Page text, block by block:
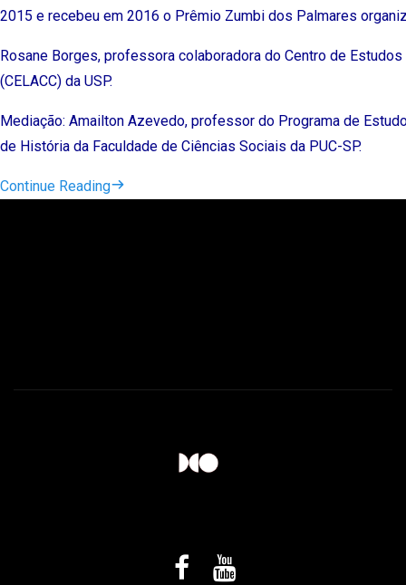
2015 e recebeu em 2016 o Prêmio Zumbi dos Palmares
Rosane Borges, professora colaboradora do Centro de
(CELACC) da USP.
Mediação: Amailton Azevedo, professor do Programa de
de História da Faculdade de Ciências Sociais da PUC-SP.
Continue Reading